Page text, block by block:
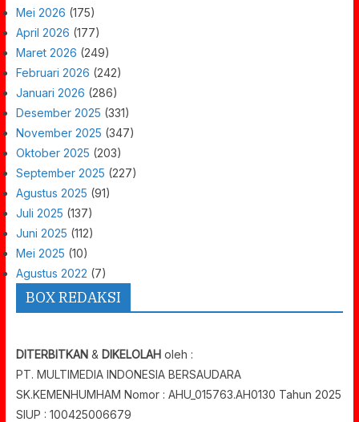
Mei 2026 (175)
April 2026 (177)
Maret 2026 (249)
Februari 2026 (242)
Januari 2026 (286)
Desember 2025 (331)
November 2025 (347)
Oktober 2025 (203)
September 2025 (227)
Agustus 2025 (91)
Juli 2025 (137)
Juni 2025 (112)
Mei 2025 (10)
Agustus 2022 (7)
BOX REDAKSI
DITERBITKAN& DIKELOLAHoleh :
PT. MULTIMEDIA INDONESIA BERSAUDARA
SK.KEMENHUMHAM Nomor : AHU_015763.AH0130 Tahun 2025
SIUP : 100425006679